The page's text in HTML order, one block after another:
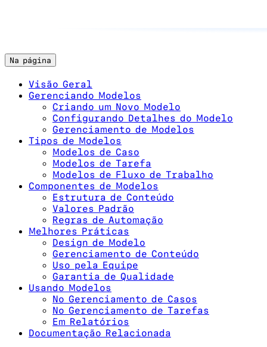
Na página
Visão Geral
Gerenciando Modelos
Criando um Novo Modelo
Configurando Detalhes do Modelo
Gerenciamento de Modelos
Tipos de Modelos
Modelos de Caso
Modelos de Tarefa
Modelos de Fluxo de Trabalho
Componentes de Modelos
Estrutura de Conteúdo
Valores Padrão
Regras de Automação
Melhores Práticas
Design de Modelo
Gerenciamento de Conteúdo
Uso pela Equipe
Garantia de Qualidade
Usando Modelos
No Gerenciamento de Casos
No Gerenciamento de Tarefas
Em Relatórios
Documentação Relacionada